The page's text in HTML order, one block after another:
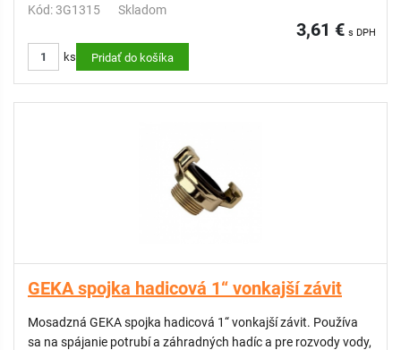
Kód: 3G1315 Skladom
3,61 € s DPH
ks Pridať do košíka
GEKA spojka hadicová 1“ vonkajší závit
Mosadzná GEKA spojka hadicová 1“ vonkajší závit. Používa
sa na spájanie potrubí a záhradných hadíc a pre rozvody vody,